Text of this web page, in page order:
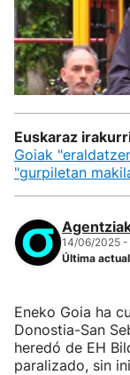
Euskaraz
Goiak
"gurpiletan
14/06/2025 -
Última
Eneko Goia ha
Donostia-San
heredó de EH
paralizado, sin